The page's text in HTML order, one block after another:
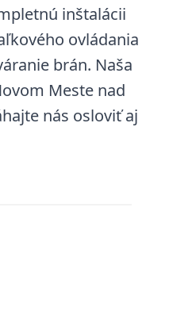
inštalácii
ovládania
brán. Naša
Meste nad
nás osloviť aj